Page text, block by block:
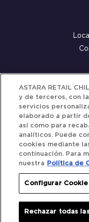
ASTARA RETAIL
y de terceros, con
servicios
elaborado a partir
así como para
analíticos. Puede
cookies mediante
continuación. Para
nuestra
Política de
Configurar
Rechazar todas